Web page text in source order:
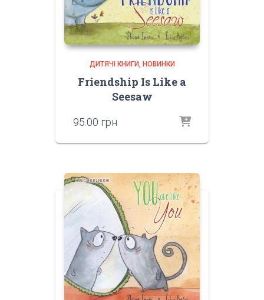
ДИТЯЧІ КНИГИ НОВИНКИ
Friendship Is Like a
Seesaw
95.00 грн